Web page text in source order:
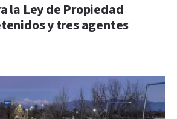
la Ley de Propiedad
y tres agentes